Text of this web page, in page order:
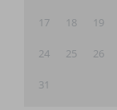
17 18 19
24 25 26
31